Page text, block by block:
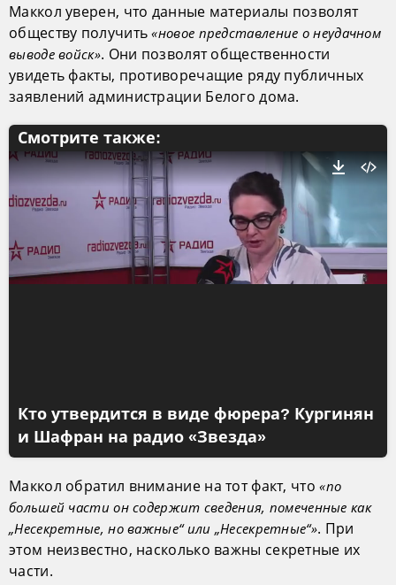
Маккол уверен, что данные материалы позволят
обществу получить«новое представление о неудачном
выводе войск». Они позволят общественности
увидеть факты, противоречащие ряду публичных
заявлений администрации Белого дома.
Смотрите также:
Кто утвердится в виде фюрера? Кургинян
и Шафран на радио «Звезда»
Маккол обратил внимание на тот факт, что«по
большей части он содержит сведения, помеченные как
„Несекретные, но важные“ или „Несекретные“». При
этом неизвестно, насколько важны секретные их
части.